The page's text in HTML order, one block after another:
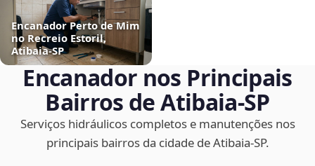
Encanador Perto de Mim
no Recreio Estoril,
Atibaia‑SP
Encanador nos Principais
Bairros de Atibaia‑SP
Serviços hidráulicos completos e manutenções nos
principais bairros da cidade de Atibaia‑SP.